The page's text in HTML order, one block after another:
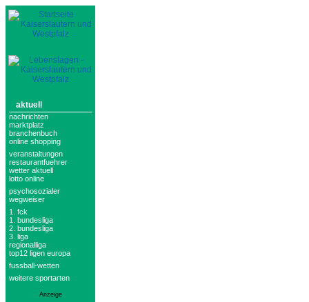
aktuell
nachrichten
marktplatz
branchenbuch
online shopping
veranstaltungen
restaurantfuehrer
wetter aktuell
lotto online
psychosozialer
wegweiser
1. fck
1. bundesliga
2. bundesliga
3. liga
regionalliga
top12 ligen europa
fussball-wetten
weitere sportarten
Anzeige